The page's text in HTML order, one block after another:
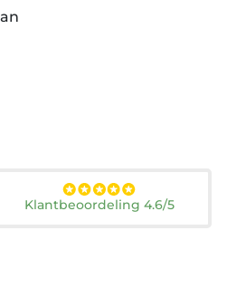
Klantbeoordeling 4.6/5